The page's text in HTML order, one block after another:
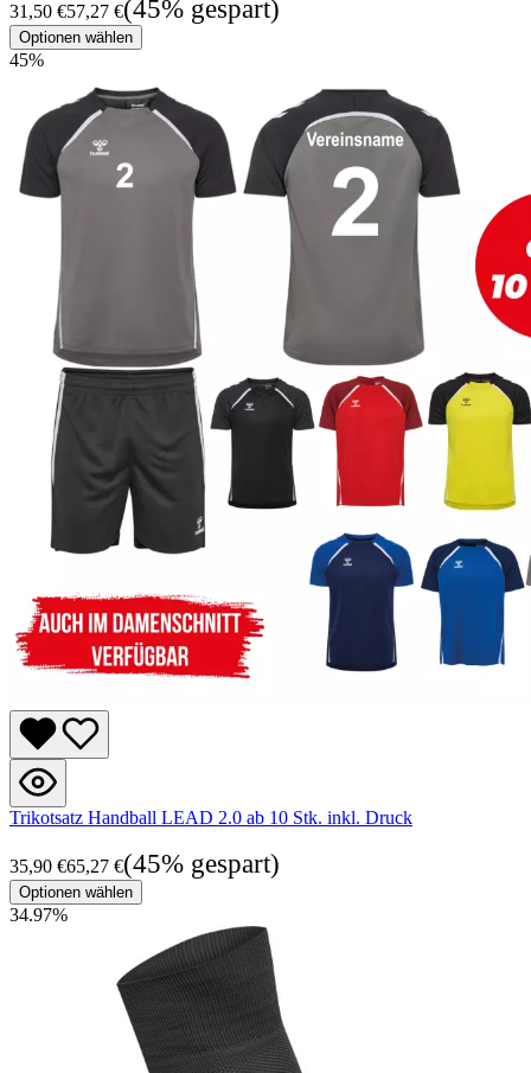
31,50 €57,27 €(45% gespart)
Optionen wählen
45%
Trikotsatz Handball LEAD 2.0 ab 10 Stk. inkl. Druck
35,90 €65,27 €(45% gespart)
Optionen wählen
34.97%